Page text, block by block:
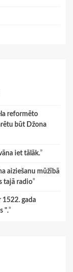
reformēto
būt Džona
iet tālāk.”
aiziešanu mūžībā
tajā radio”
1522. gada
".”